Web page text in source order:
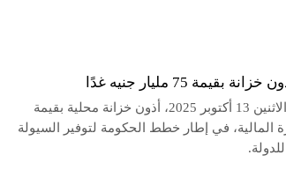
75 مليار جنيه غدًا
يطرح البنك المركزي المصري، غدًا الاثنين 13 أكتوبر 2025، أذون خزانة محلية بقيمة
عن وزارة المالية، في إطار خطط الحكومة لتوفير السيولة